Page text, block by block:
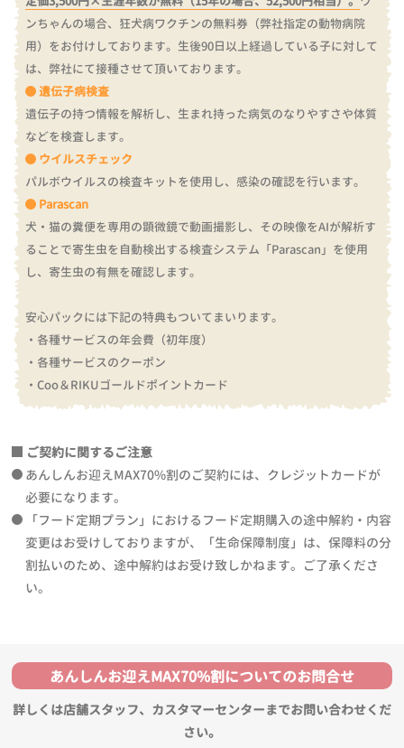
ンちゃんの場合、狂犬病ワクチンの無料券（弊社指定の動物病院
用）をお付けしております。 生後90日以上経過している子に対して
は、弊社にて接種させて頂いております。
遺伝子病検査
遺伝子の持つ情報を解析し、生まれ持った病気のなりやすさや体質
などを検査します。
ウイルスチェック
パルボウイルスの検査キットを使用し、感染の確認を行います。
Parascan
犬・猫の糞便を専用の顕微鏡で動画撮影し、その映像をAIが解析す
ることで寄生虫を自動検出する検査システム「Parascan」を使用
し、寄生虫の有無を確認します。
安心パックには下記の特典もついてまいります。
・各種サービスの年会費（初年度）
・各種サービスのクーポン
・Coo＆RIKUゴールドポイントカード
ご契約に関するご注意
あんしんお迎えMAX70%割のご契約には、クレジットカードが
必要になります。
「フード定期プラン」におけるフード定期購入の途中解約・内容
変更はお受けしておりますが、「生命保障制度」は、保障料の分
割払いのため、途中解約はお受け致しかねます。ご了承くださ
い。
あんしんお迎えMAX70%割についてのお問合せ
詳しくは店舗スタッフ、カスタマーセンターまでお問い合わせくだ
さい。